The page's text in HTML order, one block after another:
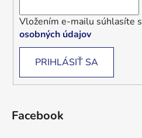
Vložením e-mailu súhlasíte s
osobných údajov
PRIHLÁSIŤ SA
Facebook